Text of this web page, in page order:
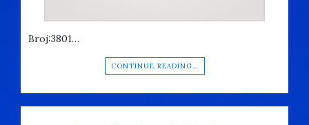
Broj:3801…
CONTINUE READING…